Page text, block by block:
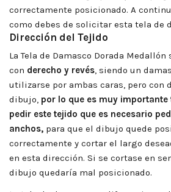
correctamente posicionado. A
como debes de solicitar esta tela de
Dirección del Tejido
La Tela de Damasco Dorada
con derecho y revés, siendo un
utilizarse por ambas caras, pero con
dibujo, por lo que es muy importante
pedir este tejido que es necesario
anchos, para que el dibujo quede
correctamente y cortar el largo
en esta dirección. Si se cortase en
dibujo quedaría mal posicionado.